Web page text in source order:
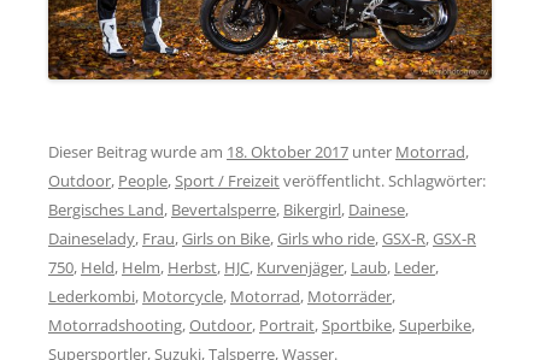
Dieser Beitrag wurde am 18. Oktober 2017unter Motorrad,
Outdoor, People,Sport / Freizeitveröffentlicht. Schlagwörter:
Bergisches Land, Bevertalsperre, Bikergirl, Dainese,
Daineselady, Frau,Girls on Bike,Girls who ride,GSX-R,GSX-R
750, Held, Helm, Herbst, HJC, Kurvenjäger, Laub, Leder,
Lederkombi, Motorcycle, Motorrad, Motorräder,
Motorradshooting,Outdoor, Portrait,Sportbike,Superbike,
Supersportler,Suzuki,Talsperre,Wasser.